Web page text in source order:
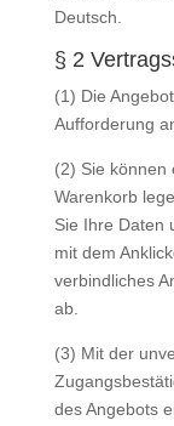
Deutsch.
§ 2
(1) Die
Aufforderung
(2) Sie können
Warenkorb
Sie Ihre Daten
mit dem
verbindliches
ab.
(3) Mit der
des Angebots